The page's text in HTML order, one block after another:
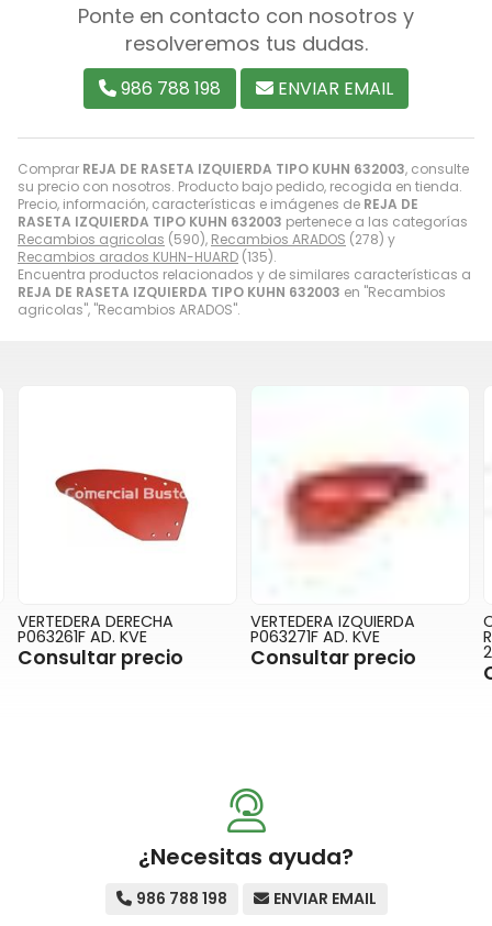
Comprar REJA DE RASETA IZQUIERDA TIPO KUHN 632003, consulte
su precio con nosotros. Producto bajo pedido, recogida en tienda.
Precio, información, características e imágenes de REJA DE
RASETA IZQUIERDA TIPO KUHN 632003 pertenece a las categorías
Recambios agricolas (590), Recambios ARADOS (278) y
Recambios arados KUHN-HUARD (135).
Encuentra productos relacionados y de similares características a
REJA DE RASETA IZQUIERDA TIPO KUHN 632003 en "Recambios
agricolas", "Recambios ARADOS".
Ponte en contacto con nosotros y
resolveremos tus dudas.
986 788 198 ENVIAR EMAIL
VERTEDERA DERECHA
P063261F AD. KVE
Consultar precio
VERTEDERA IZQUIERDA
P063271F AD. KVE
Consultar precio
¿Necesitas ayuda?
986 788 198 ENVIAR EMAIL